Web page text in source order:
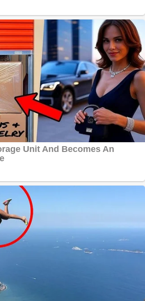
Creez aplicatie
ANDROID pentru
siteul tau
Anuntul tau apare in
mai multe ziare
online
Apartamente 2
camere
Aplică acum pentru
toate tipurile de
împrumuturi și